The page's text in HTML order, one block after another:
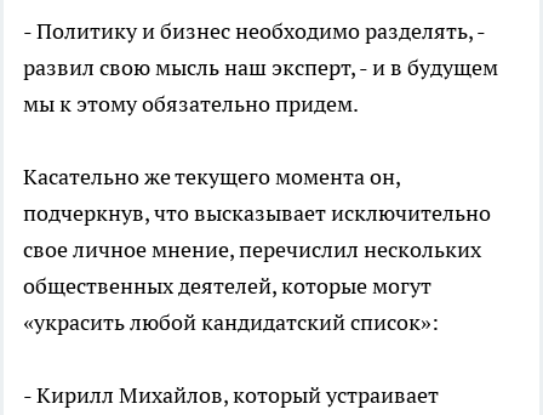
- Политику и бизнес необходимо разделять, -
развил свою мысль наш эксперт, - и в будущем
мы к этому обязательно придем.
Касательно же текущего момента он,
подчеркнув, что высказывает исключительно
свое личное мнение, перечислил нескольких
общественных деятелей, которые могут
«украсить любой кандидатский список»:
- Кирилл Михайлов, который устраивает